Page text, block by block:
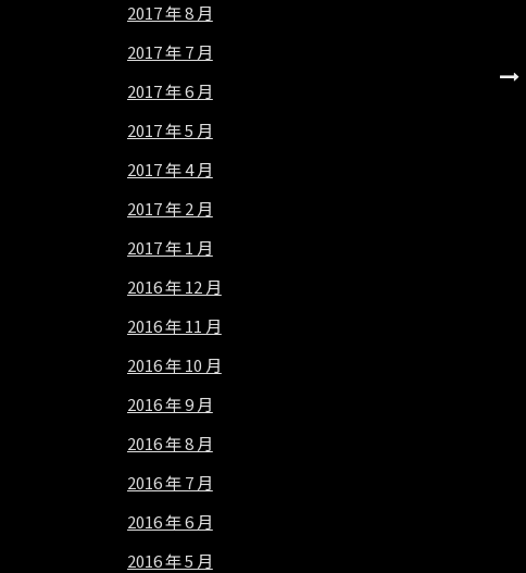
2017 年 8 月
2017 年 7 月
2017 年 6 月
2017 年 5 月
2017 年 4 月
2017 年 2 月
2017 年 1 月
2016 年 12 月
2016 年 11 月
2016 年 10 月
2016 年 9 月
2016 年 8 月
2016 年 7 月
2016 年 6 月
2016 年 5 月